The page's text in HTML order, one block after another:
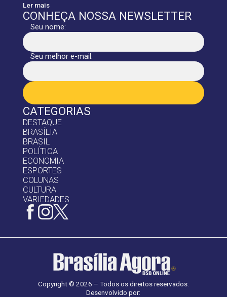
CATEGORIAS
DESTAQUE
BRASÍLIA
BRASIL
POLÍTICA
ECONOMIA
ESPORTES
COLUNAS
CULTURA
VARIEDADES
Ler mais
CONHEÇA NOSSA NEWSLETTER
Seu nome:
Seu melhor e-mail:
Copyright © 2026 – Todos os direitos reservados.
Desenvolvido por: